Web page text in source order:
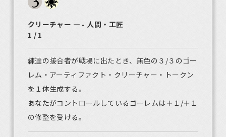
クリーチャー ― - 人間・工匠
1 / 1
練達の接合者が戦場に出たとき、無色の３/３のゴー
レム・アーティファクト・クリーチャー・トークン
を１体生成する。
あなたがコントロールしているゴーレムは＋１/＋１
の修整を受ける。